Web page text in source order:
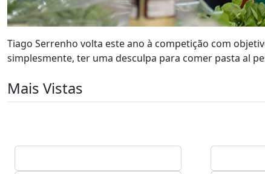
Tiago Serrenho volta este ano à competição com
simplesmente, ter uma desculpa para comer pasta al
Mais Vistas